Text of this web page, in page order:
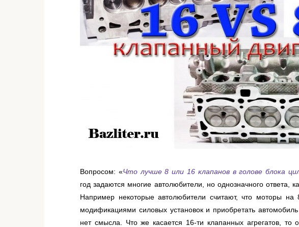
Вопросом: «Что лучше 8 или 16 клапанов в голове блока
годзадаются многие автолюбители, но однозначного ответа,
Например некоторые автолюбители считают, что моторы на
модификациями силовых установок и приобретать
нет смысла. Что же касается 16-ти клапанных агрегатов, то